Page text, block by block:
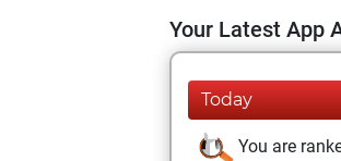
Your Latest App
Today
You are